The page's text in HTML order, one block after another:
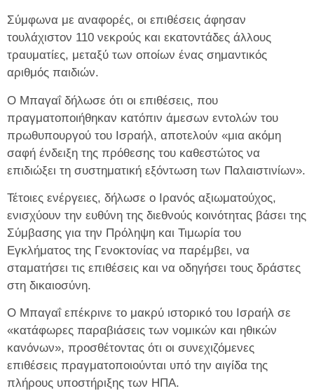
Σύμφωνα με αναφορές, οι επιθέσεις άφησαν
τουλάχιστον 110 νεκρούς και εκατοντάδες άλλους
τραυματίες, μεταξύ των οποίων ένας σημαντικός
αριθμός παιδιών.
Ο Μπαγαΐ δήλωσε ότι οι επιθέσεις, που
πραγματοποιήθηκαν κατόπιν άμεσων εντολών του
πρωθυπουργού του Ισραήλ, αποτελούν «μια ακόμη
σαφή ένδειξη της πρόθεσης του καθεστώτος να
επιδιώξει τη συστηματική εξόντωση των Παλαιστινίων».
Τέτοιες ενέργειες, δήλωσε ο Ιρανός αξιωματούχος,
ενισχύουν την ευθύνη της διεθνούς κοινότητας βάσει της
Σύμβασης για την Πρόληψη και Τιμωρία του
Εγκλήματος της Γενοκτονίας να παρέμβει, να
σταματήσει τις επιθέσεις και να οδηγήσει τους δράστες
στη δικαιοσύνη.
Ο Μπαγαΐ επέκρινε το μακρύ ιστορικό του Ισραήλ σε
«κατάφωρες παραβιάσεις των νομικών και ηθικών
κανόνων», προσθέτοντας ότι οι συνεχιζόμενες
επιθέσεις πραγματοποιούνται υπό την αιγίδα της
πλήρους υποστήριξης των ΗΠΑ.